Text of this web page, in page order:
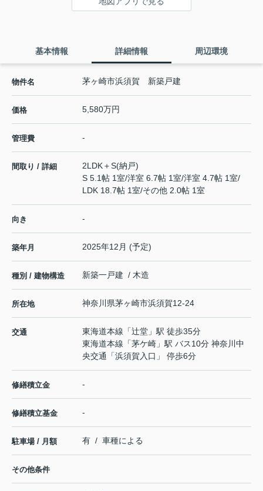
基本情報 詳細情報 周辺環境
物件名 茅ヶ崎市浜須賀 新築戸建
価格 5,580万円
管理費 -
間取り / 詳細
2LDK＋S(納戸)
S 5.1帖 1室/洋室 6.7帖 1室/洋室 4.7帖 1室/
LDK 18.7帖 1室/その他 2.0帖 1室
向き -
築年月 2025年12月 (予定)
種別 / 建物構造 新築一戸建 / 木造
所在地 神奈川県茅ヶ崎市浜須賀12-24
交通 東海道本線 「辻堂 」駅 徒歩35分
東海道本線 「茅ケ崎 」駅 バス10分 神奈川中
央交通「浜須賀入口」 停歩6分
修繕積立金 -
修繕積立基金 -
駐車場 / 月額 有 / 車種による
その他条件